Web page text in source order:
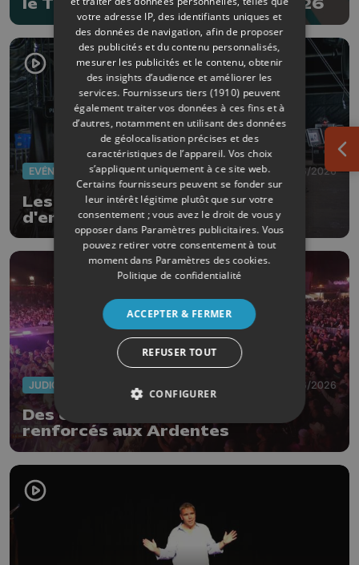
le Tchafornis, du 3 au 5 juillet 2026
EVÈNEMENTS 30/06/2026
Les Ardentes : J-2 avant le coup
d'envoi
JUDICIAIRE 29/06/2026
Des contrôles anti-drogues
renforcés aux Ardentes
votre adresse IP, des identifiants uniques et
des données de navigation, afin de proposer
des publicités et du contenu personnalisés,
mesurer les publicités et le contenu, obtenir
des insights d’audience et améliorer les
services. Fournisseurs tiers (1910) peuvent
également traiter vos données à ces fins et à
d’autres, notamment en utilisant des données
de géolocalisation précises et des
caractéristiques de l’appareil. Vos choix
s’appliquent uniquement à ce site web.
Certains fournisseurs peuvent se fonder sur
leur intérêt légitime plutôt que sur votre
consentement ; vous avez le droit de vous y
opposer dans Paramètres publicitaires. Vous
pouvez retirer votre consentement à tout
moment dans Paramètres des cookies.
Politique de confidentialité
ACCEPTER & FERMER
REFUSER TOUT
CONFIGURER